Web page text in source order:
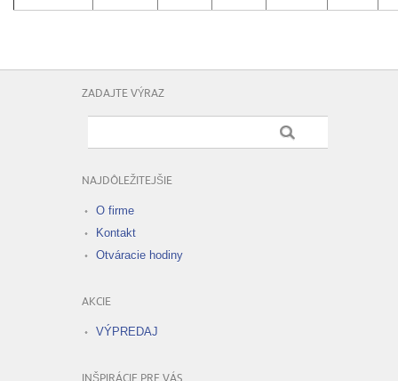
ZADAJTE VÝRAZ
NAJDÔLEŽITEJŠIE
O firme
Kontakt
Otváracie hodiny
AKCIE
VÝPREDAJ
INŠPIRÁCIE PRE VÁS